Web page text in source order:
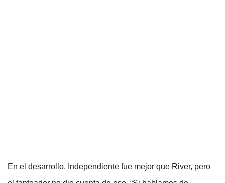
En el desarrollo, Independiente fue mejor que River, pero